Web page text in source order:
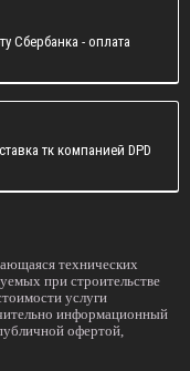
Сбербанка - оплата
тк компанией DPD
технических
при строительстве
услуги
информационный
офертой,